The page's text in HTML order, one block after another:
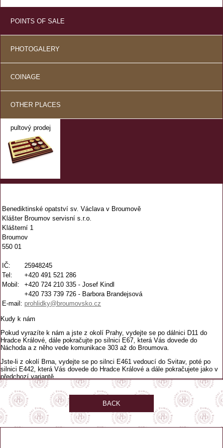
POINTS OF SALE
PHOTOGALERY
COINAGE
OTHER PLACES
pultový prodej
Benediktinské opatství sv. Václava v Broumově
Klášter Broumov servisní s.r.o.
Klášterní 1
Broumov
550 01
IČ:
25948245
Tel:
+420 491 521 286
Mobil:
+420 724 210 335 - Josef Kindl
+420 733 739 726 - Barbora Brandejsová
E-mail: prohlidky@broumovsko.cz
Kudy k nám
Pokud vyrazíte k nám a jste z okolí Prahy, vydejte se po dálnici D11 do
Hradce Králové, dále pokračujte po silnici E67, která Vás dovede do
Náchoda a z něho vede komunikace 303 až do Broumova.
Jste-li z okolí Brna, vydejte se po silnci E461 vedoucí do Svitav, poté po
silnici E442, která Vás dovede do Hradce Králové a dále pokračujete jako v
předchozí variantě.
BACK